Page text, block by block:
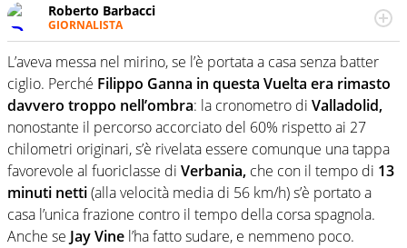
Roberto Barbacci
GIORNALISTA
Giornalista (pubblicista) sportivo a tutto campo, è il
tuttologo di Virgilio Sport. Provate a chiedergli di boxe, di
scherma, di volley o di curling: ve ne farà innamorare
L’aveva messa nel mirino, se l’è portata a casa senza batter
ciglio. Perché Filippo Ganna in questa Vuelta era rimasto
davvero troppo nell’ombra: la cronometro di Valladolid,
nonostante il percorso accorciato del 60% rispetto ai 27
chilometri originari, s’è rivelata essere comunque una tappa
favorevole al fuoriclasse di Verbania, che con il tempo di 13
minuti netti(alla velocità media di 56 km/h) s’è portato a
casa l’unica frazione contro il tempo della corsa spagnola.
Anche se Jay Vine l’ha fatto sudare, e nemmeno poco.